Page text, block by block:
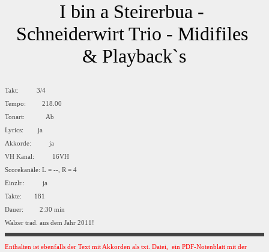
I bin a Steirerbua -
Schneiderwirt Trio - Midifiles
& Playback`s
Takt: 3/4
Tempo: 218.00
Tonart: Ab
Lyrics: ja
Akkorde: ja
VH Kanal: 16VH
Scorekanäle: L = --, R = 4
Einzlr.: ja
Takte: 181
Dauer: 2:30 min
Walzer trad. aus dem Jahr 2011!
Enthalten ist ebenfalls der Text mit Akkorden als txt. Datei, ein PDF-Notenblatt mit der